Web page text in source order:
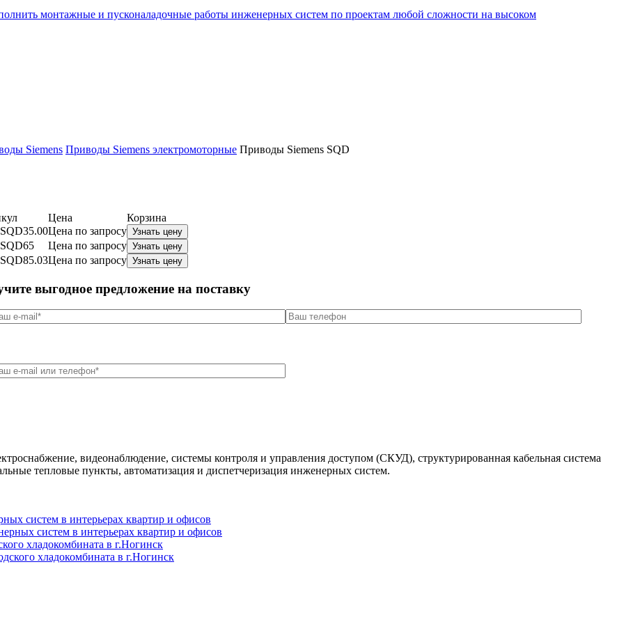
монтажные и пусконаладочные работы инженерных систем по проектам любой сложности на высоком
Siemens Приводы Siemens электромоторные Приводы Siemens SQD
Цена
Корзина
Цена по запросу Узнать цену
Цена по запросу Узнать цену
Цена по запросу Узнать цену
выгодное предложение на поставку
видеонаблюдение, системы контроля и управления доступом (СКУД), структурированная кабельная система
тепловые пункты, автоматизация и диспетчеризация инженерных систем.
систем в интерьерах квартир и офисов
хладокомбината в г.Ногинск